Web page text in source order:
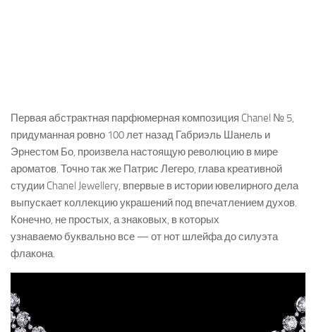
Первая абстрактная парфюмерная композиция Chanel № 5,
придуманная ровно 100 лет назад Габриэль Шанель и
Эрнестом Бо, произвела настоящую революцию в мире
ароматов. Точно так же Патрис Легеро, глава креативной
студии Chanel Jewellery, впервые в истории ювелирного дела
выпускает коллекцию украшений под впечатлением духов.
Конечно, не простых, а знаковых, в которых
узнаваемо буквально все — от нот шлейфа до силуэта
флакона.